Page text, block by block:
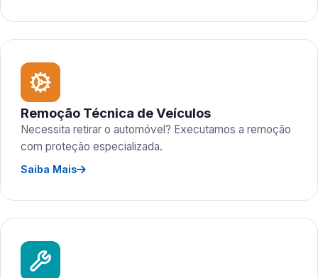
Remoção Técnica de Veículos
Necessita retirar o automóvel? Executamos a remoção
com proteção especializada.
Saiba Mais